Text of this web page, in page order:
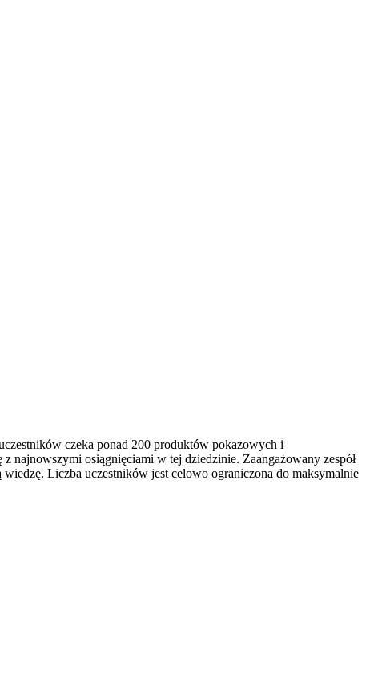
czeka ponad 200 produktów pokazowych i
najnowszymi osiągnięciami w tej dziedzinie. Zaangażowany zespół
Liczba uczestników jest celowo ograniczona do maksymalnie